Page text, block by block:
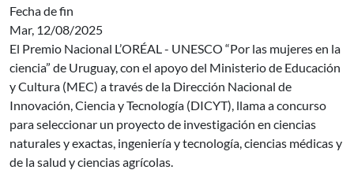
Fecha de fin
Mar, 12/08/2025
El Premio Nacional L’ORÉAL - UNESCO “Por las mujeres en la
ciencia” de Uruguay, con el apoyo del Ministerio de Educación
y Cultura (MEC) a través de la Dirección Nacional de
Innovación, Ciencia y Tecnología (DICYT), llama a concurso
para seleccionar un proyecto de investigación en ciencias
naturales y exactas, ingeniería y tecnología, ciencias médicas y
de la salud y ciencias agrícolas.